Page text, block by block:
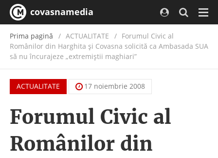
covasnamedia
Prima pagină ACTUALITATE / Forumul Civic al
Românilor din Harghita şi Covasna solicită ca Ambasada SUA
să nu încurajeze „extremiştii maghiari”
ACTUALITATE 17 noiembrie 2008
Forumul Civic al
Românilor din